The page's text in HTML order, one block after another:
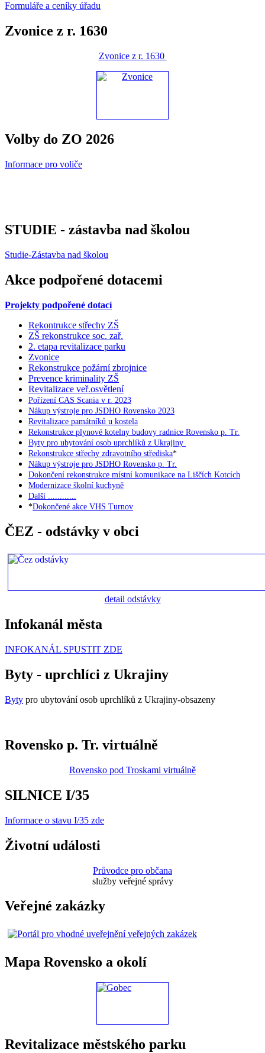
Formuláře a ceníky úřadu
Zvonice z r. 1630
Zvonice z r. 1630
Volby do ZO 2026
Informace pro voliče
STUDIE - zástavba nad školou
Studie-Zástavba nad školou
Akce podpořené dotacemi
Projekty podpořené dotací
Rekontrukce střechy ZŠ
ZŠ rekonstrukce soc. zař.
2. etapa revitalizace parku
Zvonice
Rekonstrukce požární zbrojnice
Prevence kriminality ZŠ
Revitalizace veř.osvětlení
Pořízení CAS Scania v r. 2023
Nákup výstroje pro JSDHO Rovensko 2023
Revitalizace památníků u kostela
Rekonstrukce plynové kotelny budovy radnice Rovensko p. Tr.
Byty pro ubytování osob uprchlíků z Ukrajiny
Rekonstrukce střechy zdravotního střediska*
Nákup výstroje pro JSDHO Rovensko p. Tr.
Dokončení rekonstrukce místní komunikace na Liščích Kotcích
Modernizace školní kuchyně
Další ............
*Dokončené akce VHS Turnov
ČEZ - odstávky v obci
detail odstávky
Infokanál města
INFOKANÁL SPUSTIT ZDE
Byty - uprchlíci z Ukrajiny
Byty pro ubytování osob uprchlíků z Ukrajiny-obsazeny
Rovensko p. Tr. virtuálně
Rovensko pod Troskami virtuálně
SILNICE I/35
Informace o stavu I/35 zde
Životní události
Průvodce pro občana
služby veřejné správy
Veřejné zakázky
Mapa Rovensko a okolí
Revitalizace městského parku